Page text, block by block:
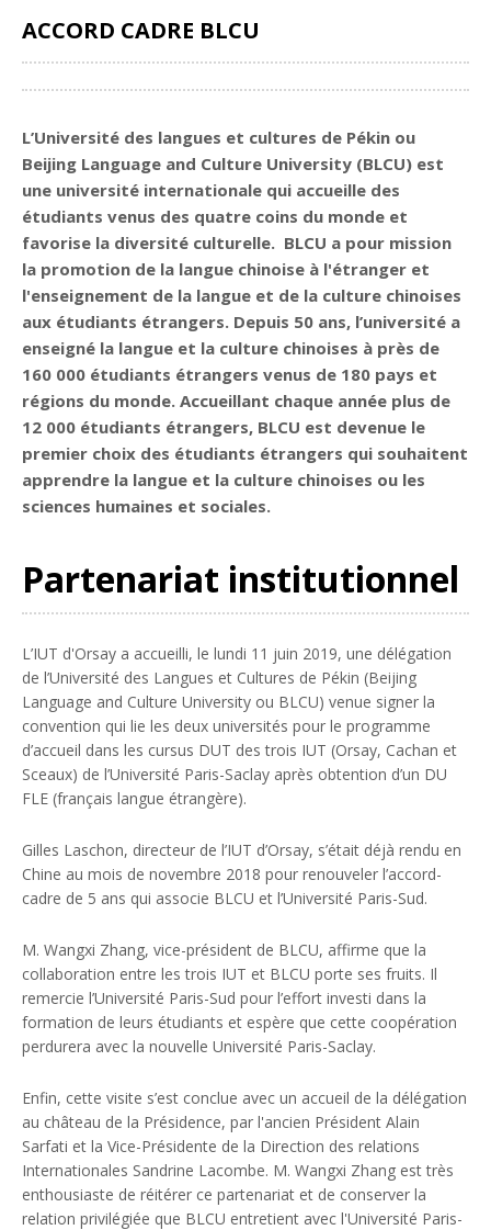
ACCORD CADRE BLCU
L’Université des langues et cultures de Pékin ou
Beijing Language and Culture University (BLCU) est
une université internationale qui accueille des
étudiants venus des quatre coins du monde et
favorise la diversité culturelle. BLCU a pour mission
la promotion de la langue chinoise à l'étranger et
l'enseignement de la langue et de la culture chinoises
aux étudiants étrangers. Depuis 50 ans, l’université a
enseigné la langue et la culture chinoises à près de
160 000 étudiants étrangers venus de 180 pays et
régions du monde. Accueillant chaque année plus de
12 000 étudiants étrangers, BLCU est devenue le
premier choix des étudiants étrangers qui souhaitent
apprendre la langue et la culture chinoises ou les
sciences humaines et sociales.
Partenariat institutionnel
L’IUT d'Orsay a accueilli, le lundi 11 juin 2019, une délégation
de l’Université des Langues et Cultures de Pékin (Beijing
Language and Culture University ou BLCU) venue signer la
convention qui lie les deux universités pour le programme
d’accueil dans les cursus DUT des trois IUT (Orsay, Cachan et
Sceaux) de l’Université Paris-Saclay après obtention d’un DU
FLE (français langue étrangère).
Gilles Laschon, directeur de l’IUT d’Orsay, s’était déjà rendu en
Chine au mois de novembre 2018 pour renouveler l’accord-
cadre de 5 ans qui associe BLCU et l’Université Paris-Sud.
M. Wangxi Zhang, vice-président de BLCU, affirme que la
collaboration entre les trois IUT et BLCU porte ses fruits. Il
remercie l’Université Paris-Sud pour l’effort investi dans la
formation de leurs étudiants et espère que cette coopération
perdurera avec la nouvelle Université Paris-Saclay.
Enfin, cette visite s’est conclue avec un accueil de la délégation
au château de la Présidence, par l'ancien Président Alain
Sarfati et la Vice-Présidente de la Direction des relations
Internationales Sandrine Lacombe. M. Wangxi Zhang est très
enthousiaste de réitérer ce partenariat et de conserver la
relation privilégiée que BLCU entretient avec l'Université Paris-